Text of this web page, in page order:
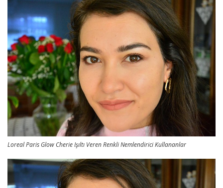
Loreal Paris Glow Cherie Işıltı Veren Renkli Nemlendirici Kullananlar